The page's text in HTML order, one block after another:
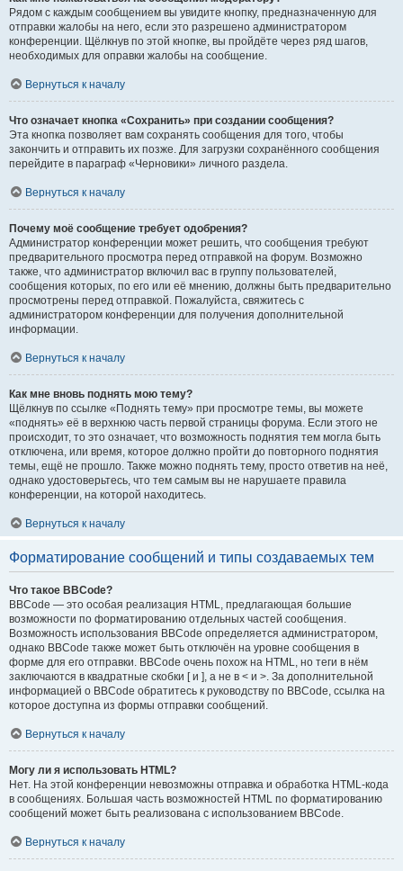
Рядом с каждым сообщением вы увидите кнопку, предназначенную для
отправки жалобы на него, если это разрешено администратором
конференции. Щёлкнув по этой кнопке, вы пройдёте через ряд шагов,
необходимых для оправки жалобы на сообщение.
Вернуться к началу
Что означает кнопка «Сохранить» при создании сообщения?
Эта кнопка позволяет вам сохранять сообщения для того, чтобы
закончить и отправить их позже. Для загрузки сохранённого сообщения
перейдите в параграф «Черновики» личного раздела.
Вернуться к началу
Почему моё сообщение требует одобрения?
Администратор конференции может решить, что сообщения требуют
предварительного просмотра перед отправкой на форум. Возможно
также, что администратор включил вас в группу пользователей,
сообщения которых, по его или её мнению, должны быть предварительно
просмотрены перед отправкой. Пожалуйста, свяжитесь с
администратором конференции для получения дополнительной
информации.
Вернуться к началу
Как мне вновь поднять мою тему?
Щёлкнув по ссылке «Поднять тему» при просмотре темы, вы можете
«поднять» её в верхнюю часть первой страницы форума. Если этого не
происходит, то это означает, что возможность поднятия тем могла быть
отключена, или время, которое должно пройти до повторного поднятия
темы, ещё не прошло. Также можно поднять тему, просто ответив на неё,
однако удостоверьтесь, что тем самым вы не нарушаете правила
конференции, на которой находитесь.
Вернуться к началу
Форматирование сообщений и типы создаваемых тем
Что такое BBCode?
BBCode — это особая реализация HTML, предлагающая большие
возможности по форматированию отдельных частей сообщения.
Возможность использования BBCode определяется администратором,
однако BBCode также может быть отключён на уровне сообщения в
форме для его отправки. BBCode очень похож на HTML, но теги в нём
заключаются в квадратные скобки [ и ], а не в < и >. За дополнительной
информацией о BBCode обратитесь к руководству по BBCode, ссылка на
которое доступна из формы отправки сообщений.
Вернуться к началу
Могу ли я использовать HTML?
Нет. На этой конференции невозможны отправка и обработка HTML-кода
в сообщениях. Большая часть возможностей HTML по форматированию
сообщений может быть реализована с использованием BBCode.
Вернуться к началу